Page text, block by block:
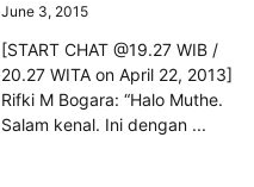
June 3, 2015
[START CHAT @19.27 WIB /
20.27 WITA on April 22, 2013]
Rifki M Bogara: “Halo Muthe.
Salam kenal. Ini dengan ...